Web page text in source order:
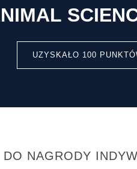
NIMAL SCIEN
UZYSKAŁO 100
NAGRODY